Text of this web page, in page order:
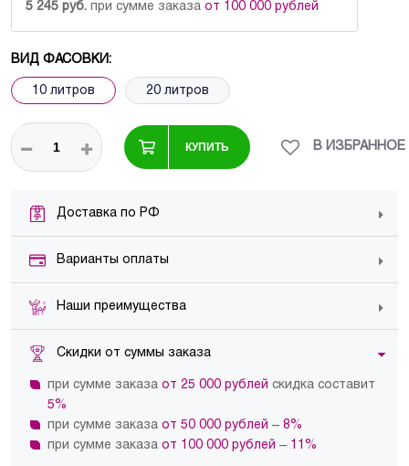
5 245 руб. при сумме заказа от 100 000 рублей
ВИД ФАСОВКИ:
10 литров 20 литров
КУПИТЬ
Доставка по РФ
Варианты оплаты
Наши преимущества
Скидки от суммы заказа
при сумме заказа от 25 000 рублей скидка составит
5%
при сумме заказа от 50 000 рублей – 8%
при сумме заказа от 100 000 рублей – 11%